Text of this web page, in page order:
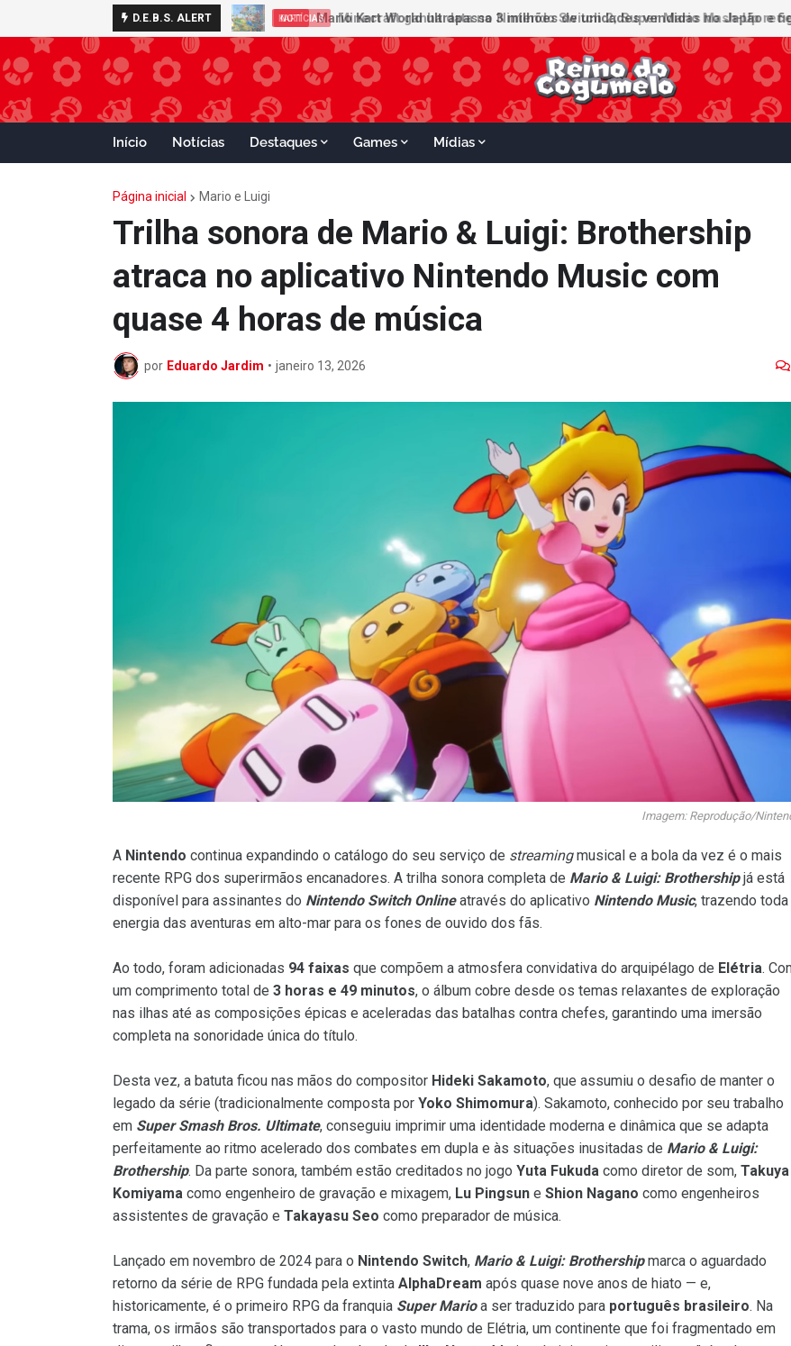
D.E.B.S. ALERT NOTÍCIAS Minecraft ganha data no Nintendo Switch 2; Super Mario Mash-Up
Início Notícias Destaques Games Mídias
Página inicial Mario e Luigi
Trilha sonora de Mario & Luigi: Brothership
atraca no aplicativo Nintendo Music com
quase 4 horas de música
por Eduardo Jardim • janeiro 13, 2026
Imagem: Reprodução/
A Nintendo continua expandindo o catálogo do seu serviço de streamingmusical e a bola da vez é o mais
recente RPG dos superirmãos encanadores. A trilha sonora completa de Mario & Luigi: Brothershipjá está
disponível para assinantes do Nintendo Switch Onlineatravés do aplicativo Nintendo Music, trazendo toda
energia das aventuras em alto-mar para os fones de ouvido dos fãs.
Ao todo, foram adicionadas 94 faixas que compõem a atmosfera convidativa do arquipélago de Elétria.
um comprimento total de 3 horas e 49 minutos, o álbum cobre desde os temas relaxantes de exploração
nas ilhas até as composições épicas e aceleradas das batalhas contra chefes, garantindo uma imersão
completa na sonoridade única do título.
Desta vez, a batuta ficou nas mãos do compositor Hideki Sakamoto, que assumiu o desafio de manter o
legado da série (tradicionalmente composta por Yoko Shimomura). Sakamoto, conhecido por seu trabalho
em Super Smash Bros. Ultimate, conseguiu imprimir uma identidade moderna e dinâmica que se adapta
perfeitamente ao ritmo acelerado dos combates em dupla e às situações inusitadas de Mario & Luigi:
Brothership. Da parte sonora, também estão creditados no jogo Yuta Fukuda como diretor de som, Takuya
Komiyama como engenheiro de gravação e mixagem, Lu Pingsun e Shion Nagano como engenheiros
assistentes de gravação e Takayasu Seo como preparador de música.
Lançado em novembro de 2024 para o Nintendo Switch, Mario & Luigi: Brothershipmarca o aguardado
retorno da série de RPG fundada pela extinta AlphaDream após quase nove anos de hiato — e,
historicamente, é o primeiro RPG da franquia Super Marioa ser traduzido para português brasileiro. Na
trama, os irmãos são transportados para o vasto mundo de Elétria, um continente que foi fragmentado em